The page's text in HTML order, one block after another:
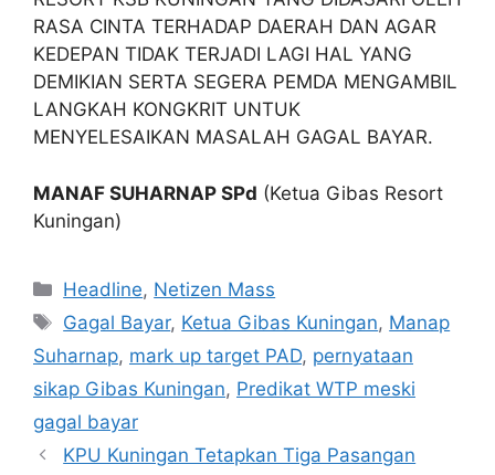
RASA CINTA TERHADAP DAERAH DAN AGAR
KEDEPAN TIDAK TERJADI LAGI HAL YANG
DEMIKIAN SERTA SEGERA PEMDA MENGAMBIL
LANGKAH KONGKRIT UNTUK
MENYELESAIKAN MASALAH GAGAL BAYAR.
MANAF SUHARNAP SPd (Ketua Gibas Resort
Kuningan)
Kategori
Headline, Netizen Mass
Tag
Gagal Bayar, Ketua Gibas Kuningan, Manap
Suharnap, mark up target PAD, pernyataan
sikap Gibas Kuningan, Predikat WTP meski
gagal bayar
KPU Kuningan Tetapkan Tiga Pasangan